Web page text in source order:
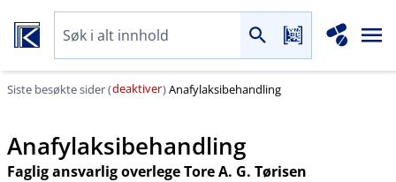
Siste besøkte sider (deaktiver)Anafylaksibehandling
Anafylaksibehandling
Faglig ansvarlig overlege Tore A. G. Tørisen